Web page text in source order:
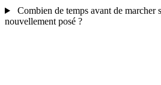
Combien de temps avant de marcher
nouvellement posé ?